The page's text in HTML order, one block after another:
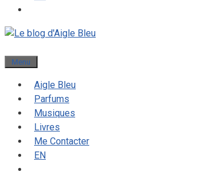
Menu
Aigle Bleu
Parfums
Musiques
Livres
Me Contacter
EN